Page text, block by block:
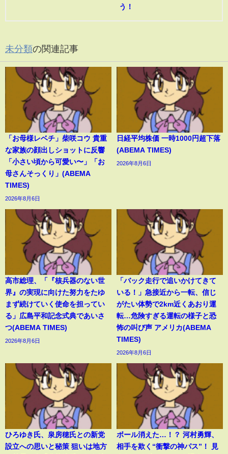
う！
未分類の関連記事
「お母様レベチ」柴咲コウ 貴重
な家族の顔出しショットに反響
「小さい頃から可愛い〜」「お
母さんそっくり」(ABEMA
TIMES)
2026年8月6日
日経平均株価 一時1000円超下落
(ABEMA TIMES)
2026年8月6日
高市総理、「『核兵器のない世
界』の実現に向けた努力をたゆ
まず続けていく使命を担ってい
る」広島平和記念式典であいさ
つ(ABEMA TIMES)
2026年8月6日
「バック走行で追いかけてきて
いる！」急接近から一転、信じ
がたい体勢で2km近くあおり運
転…危険すぎる運転の様子と恐
怖の叫び声 アメリカ(ABEMA
TIMES)
2026年8月6日
ひろゆき氏、泉房穂氏との新党
設立への思いと秘策 狙いは地方
ボール消えた…！？ 河村勇輝、
相手を欺く“衝撃の神パス”！ 見